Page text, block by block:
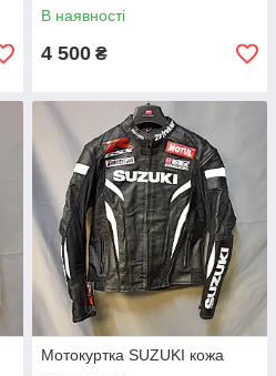
В наявності
4 500 ₴
Мотокуртка SUZUKI кожа